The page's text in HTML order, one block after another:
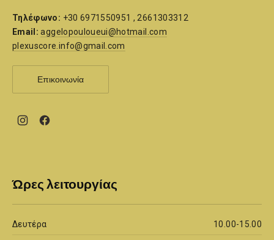
Τηλέφωνο: +30 6971550951 , 2661303312
Email: aggelopouloueui@hotmail.com
plexuscore.info@gmail.com
Επικοινωνία
New
New
Ώρες λειτουργίας
Δευτέρα 10.00-15.00